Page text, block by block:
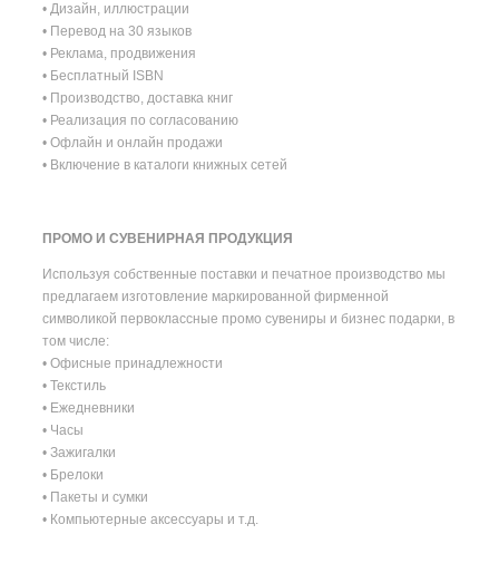
• Дизайн, иллюстрации
• Перевод на 30 языков
• Реклама, продвижения
• Бесплатный ISBN
• Производство, доставка книг
• Реализация по согласованию
• Офлайн и онлайн продажи
• Включение в каталоги книжных сетей
ПРОМО И СУВЕНИРНАЯ ПРОДУКЦИЯ
Используя собственные поставки и печатное производство мы
предлагаем изготовление маркированной фирменной
символикой первоклассные промо сувениры и бизнес подарки, в
том числе:
• Офисные принадлежности
• Текстиль
• Ежедневники
• Часы
• Зажигалки
• Брелоки
• Пакеты и сумки
• Компьютерные аксессуары и т.д.